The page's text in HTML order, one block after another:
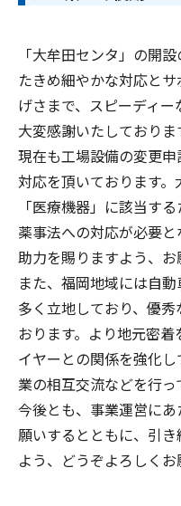
「大牟田センタ」の開
たきめ細やかな対応と
げさまで、スピーディー
大変感謝いたしておりま
現在も工場設備の変更
対応を頂いております
「医療機器」に該当す
薬事法への対応が必要
助力を賜りますよう、お
また、福岡地域には自
多く立地しており、優
おります。より地元密
イヤーとの関係を強化
業の相互交流などを行っ
今後とも、事業運営に
願いするとともに、引
よう、どうぞよろしくお